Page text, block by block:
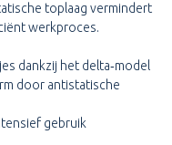
toplaag vermindert
werkproces.
dankzij het delta‑model
door antistatische
gebruik